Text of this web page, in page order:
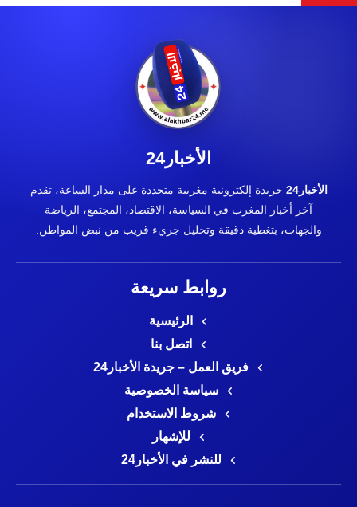
الأخبار24
الأخبار24
جريدة إلكترونية مغربية متجددة على مدار الساعة، تقدم
آخر أخبار المغرب في السياسة، الاقتصاد، المجتمع، الرياضة
والجهات، بتغطية دقيقة وتحليل جريء قريب من نبض المواطن.
روابط سريعة
الرئيسية
اتصل بنا
فريق العمل – جريدة الأخبار24
سياسة الخصوصية
شروط الاستخدام
للإشهار
للنشر في الأخبار24